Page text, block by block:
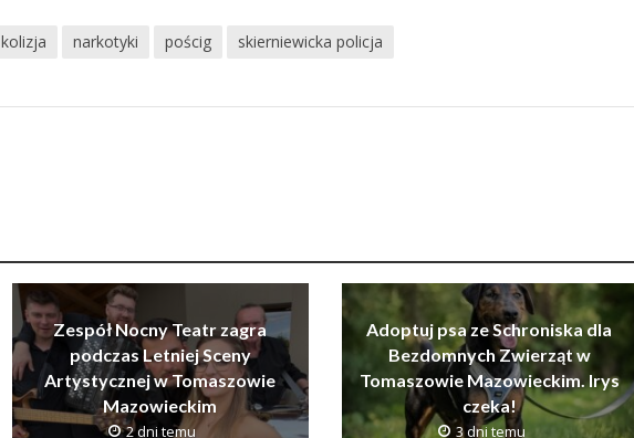
kolizja narkotyki pościg skierniewicka policja
Zespół Nocny Teatr zagra
podczas Letniej Sceny
Artystycznej w Tomaszowie
Mazowieckim
2 dni temu
Adoptuj psa ze Schroniska dla
Bezdomnych Zwierząt w
Tomaszowie Mazowieckim. Irys
czeka!
3 dni temu